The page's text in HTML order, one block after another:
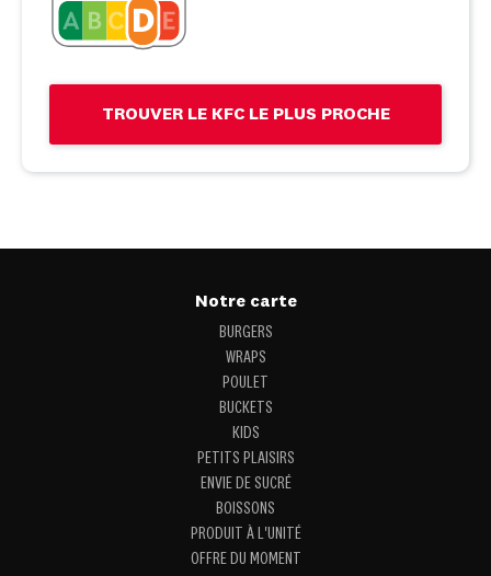
TROUVER LE KFC LE PLUS PROCHE
Notre carte
BURGERS
WRAPS
POULET
BUCKETS
KIDS
PETITS PLAISIRS
ENVIE DE SUCRÉ
BOISSONS
PRODUIT À L'UNITÉ
OFFRE DU MOMENT